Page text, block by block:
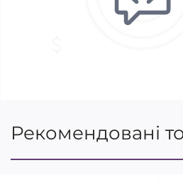
Рекомендовані